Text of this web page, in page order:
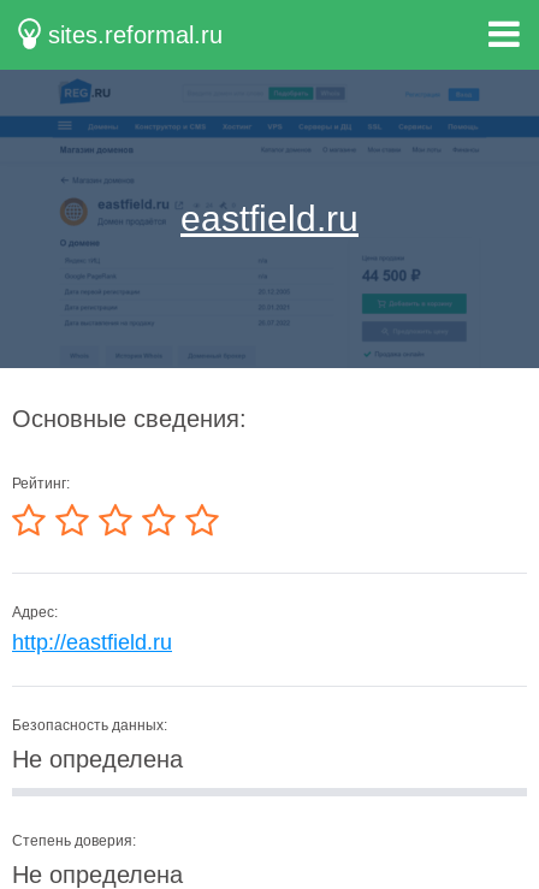
sites.reformal.ru
eastfield.ru
Основные сведения:
Рейтинг:
Адрес:
http://eastfield.ru
Безопасность данных:
Не определена
Степень доверия:
Не определена